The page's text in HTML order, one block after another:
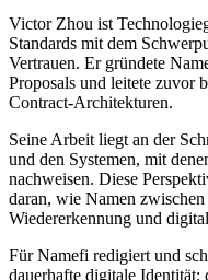
Victor Zhou ist
Standards mit dem
Vertrauen. Er gründete
Proposals und leitete zuvor
Contract-Architekturen.
Seine Arbeit liegt an der
und den Systemen, mit
nachweisen. Diese
daran, wie Namen
Wiedererkennung und
Für Namefi redigiert und
dauerhafte digitale Identität: